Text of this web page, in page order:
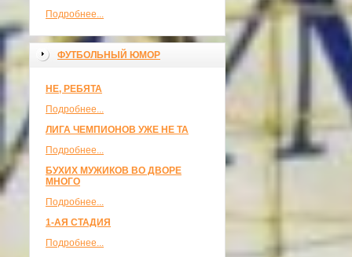
Подробнее...
ФУТБОЛЬНЫЙ ЮМОР
НЕ, РЕБЯТА
Подробнее...
ЛИГА ЧЕМПИОНОВ УЖЕ НЕ ТА
Подробнее...
БУХИХ МУЖИКОВ ВО ДВОРЕ
МНОГО
Подробнее...
1-АЯ СТАДИЯ
Подробнее...